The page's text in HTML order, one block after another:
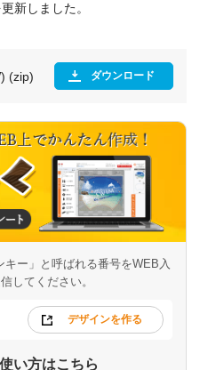
新しました。
(zip) ダウンロード
ー」と呼ばれる番号をWEB入
してください。
デザインを作る
い方はこちら